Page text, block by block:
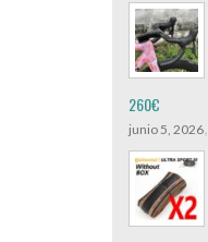
260€
junio 5, 2026,